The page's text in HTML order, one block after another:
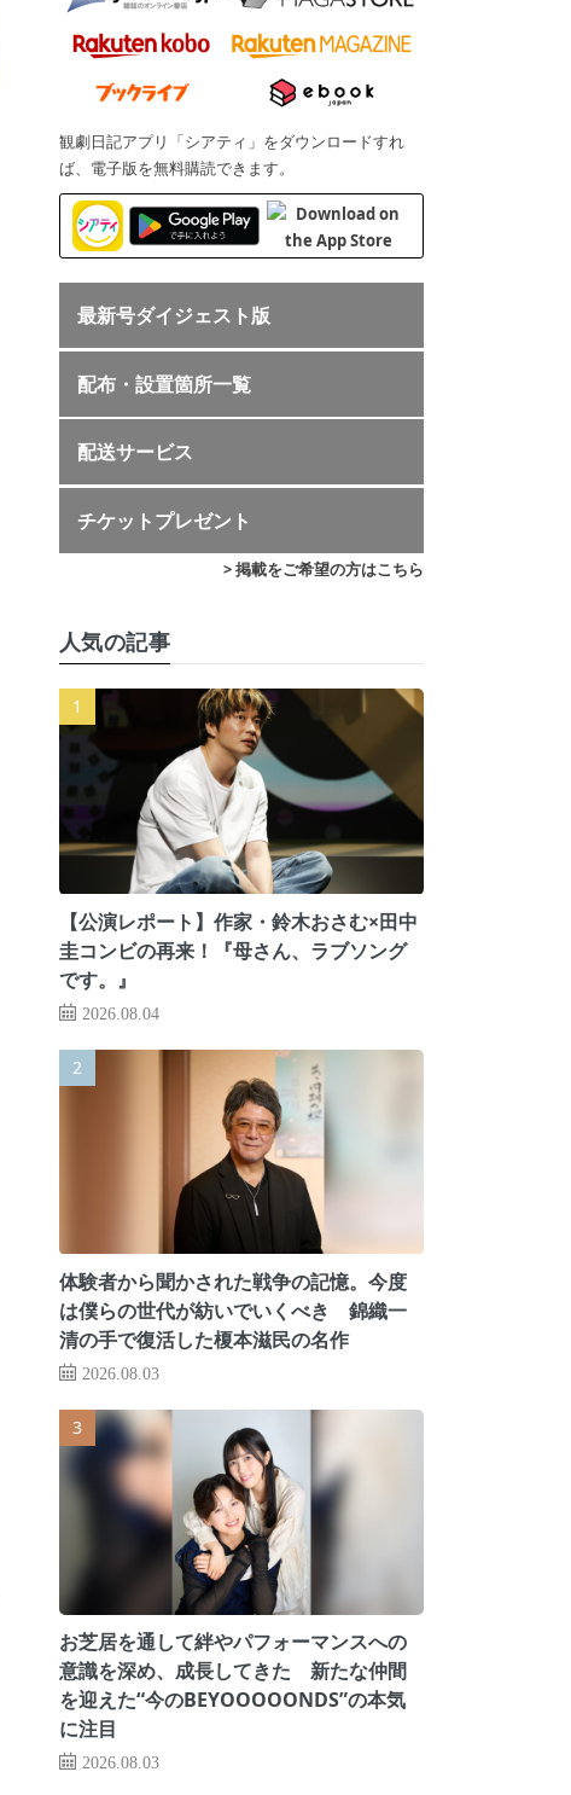
観劇日記アプリ「シアティ」をダウンロードすれ
ば、電子版を無料購読できます。
最新号ダイジェスト版
配布・設置箇所一覧
配送サービス
チケットプレゼント
> 掲載をご希望の方はこちら
人気の記事
【公演レポート】作家・鈴木おさむ×田中
圭コンビの再来！『母さん、ラブソング
です。』
2026.08.04
体験者から聞かされた戦争の記憶。今度
は僕らの世代が紡いでいくべき 錦織一
清の手で復活した榎本滋民の名作
2026.08.03
お芝居を通して絆やパフォーマンスへの
意識を深め、成長してきた 新たな仲間
を迎えた“今のBEYOOOOONDS”の本気
に注目
2026.08.03